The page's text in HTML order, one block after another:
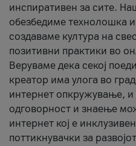
инспиративен за сите.
обезбедиме технолошка
создаваме култура на
позитивни практики во
Веруваме дека секој
креатор има улога во
интернет опкружување, и
одговорност и знаење
интернет кој е
поттикнувачки за